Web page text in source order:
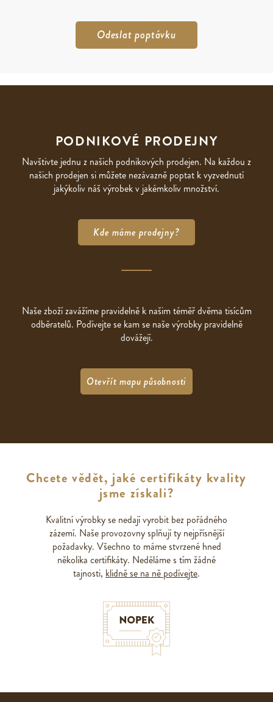
PODNIKOVÉ PRODEJNY
Navštivte jednu z našich podnikových prodejen. Na každou z
našich prodejen si můžete nezávazně poptat k vyzvednutí
jakýkoliv náš výrobek v jakémkoliv množství.
Kde máme prodejny?
Naše zboží zavážíme pravidelně k našim téměř dvěma tisícům
odběratelů. Podívejte se kam se naše výrobky pravidelně
dovážejí.
Otevřít mapu působnosti
Chcete vědět, jaké certifikáty kvality
jsme získali?
Kvalitní výrobky se nedají vyrobit bez pořádného
zázemí. Naše provozovny splňují ty nejpřísnější
požadavky. Všechno to máme stvrzené hned
několika certifikáty. Neděláme s tím žádné
tajnosti, klidně se na ně podívejte.